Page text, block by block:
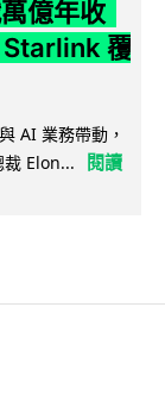
億年收
Starlink 覆
AI 業務帶動，
Elon...
閱讀